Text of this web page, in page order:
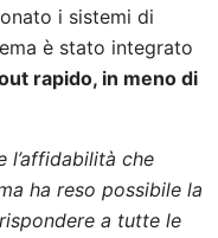
i sistemi di
è stato integrato
rapido, in meno di
l’affidabilità che
ha reso possibile la
a tutte le